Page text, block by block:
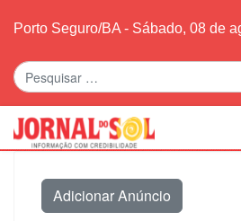
Porto Seguro/BA - Sábado, 08 de
Pesquisar
Adicionar Anúncio